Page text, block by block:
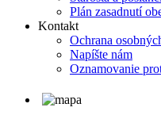
Plán zasadnutí
Kontakt
Ochrana
Napíšte nám
Oznamovanie